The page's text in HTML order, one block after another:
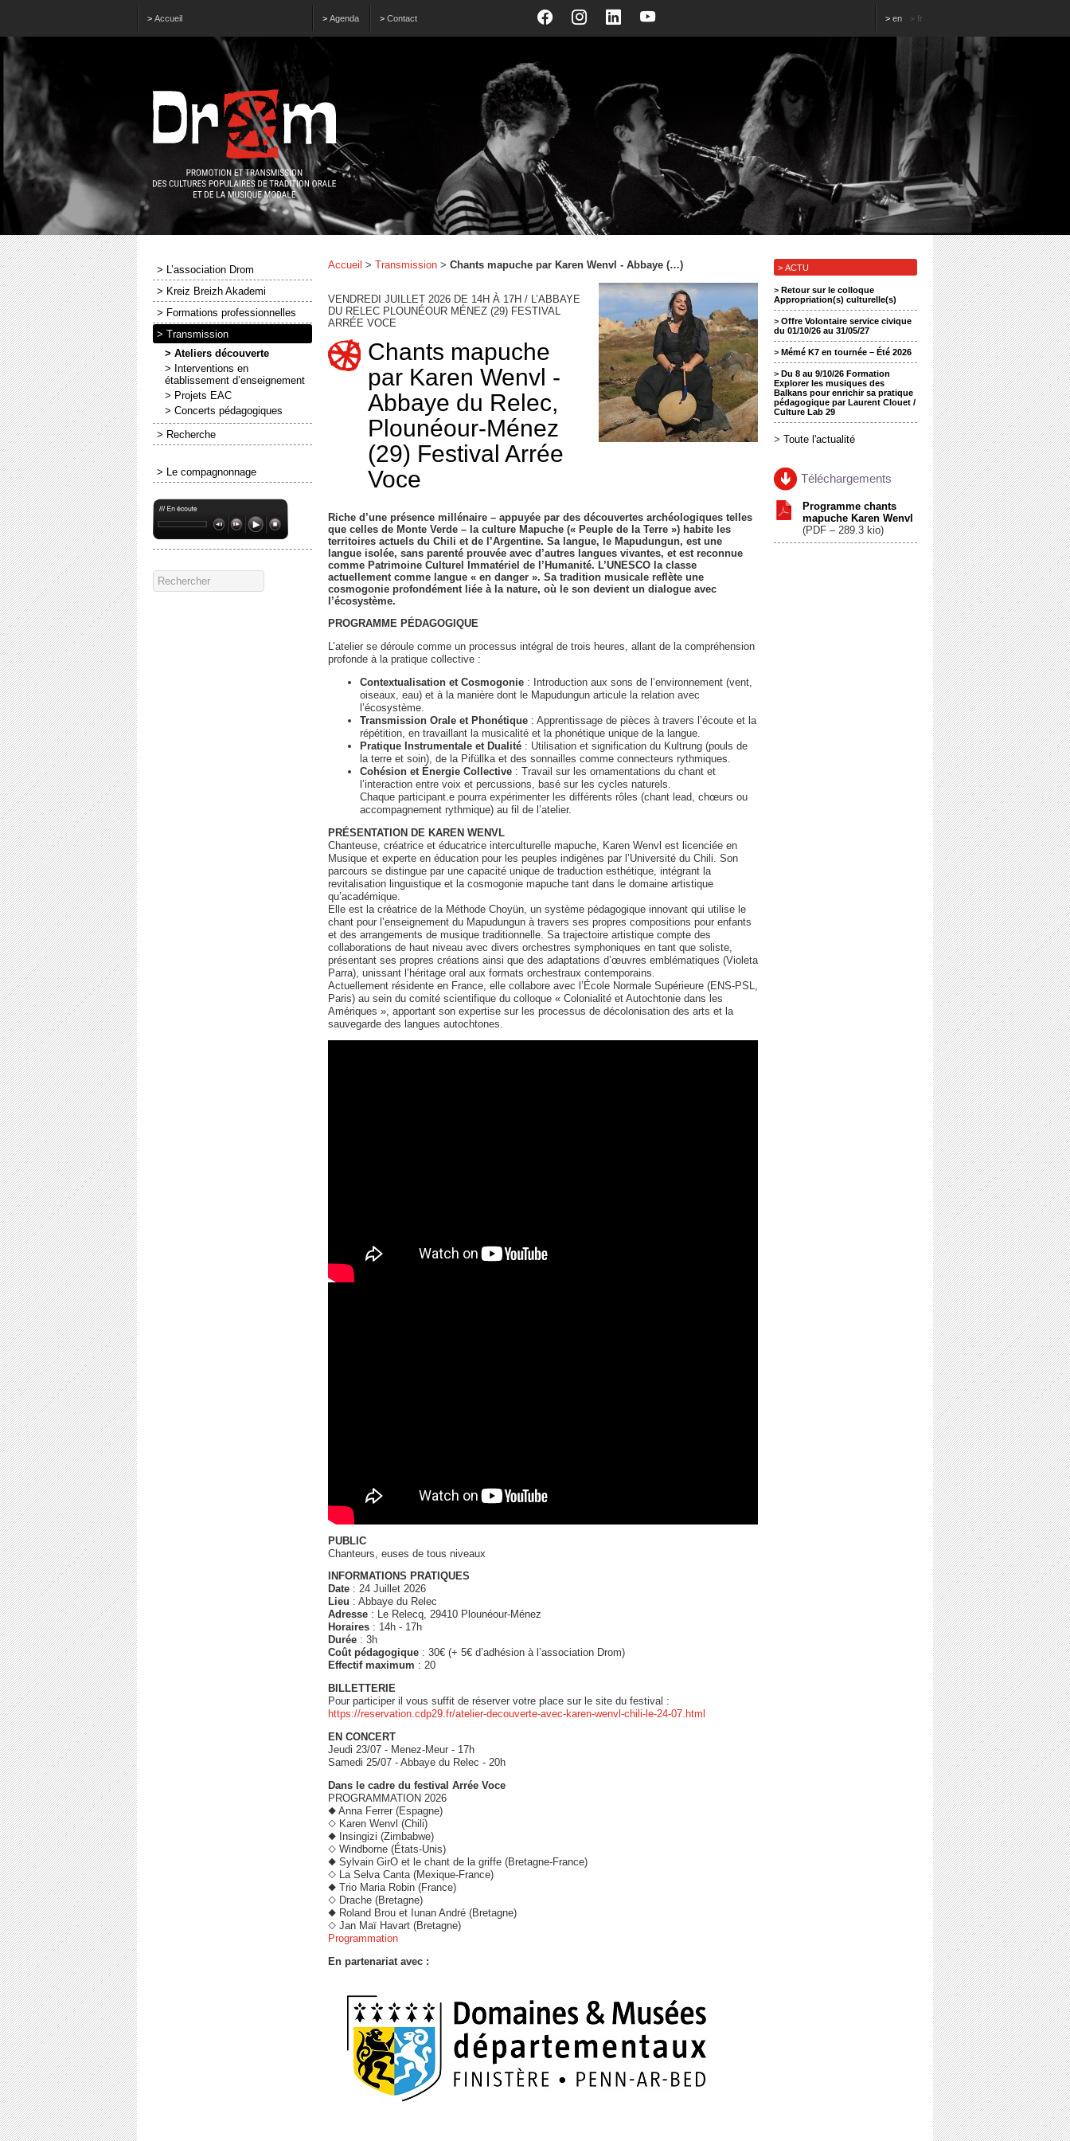
> Accueil > Agenda > Contact > en > fr
> L’association Drom
> Kreiz Breizh Akademi
> Formations professionnelles
> Transmission
> Ateliers découverte
> Interventions en
établissement d’enseignement
> Projets EAC
> Concerts pédagogiques
> Recherche
> Le compagnonnage
Accueil > Transmission > Chants mapuche par Karen Wenvl - Abbaye (…)
VENDREDI JUILLET 2026 DE 14H À 17H / L’ABBAYE
DU RELEC PLOUNÉOUR MÉNEZ (29) FESTIVAL
ARRÉE VOCE
Chants mapuche
par Karen Wenvl -
Abbaye du Relec,
Plounéour-Ménez
(29) Festival Arrée
Voce
Riche d’une présence millénaire – appuyée par des découvertes archéologiques telles
que celles de Monte Verde – la culture Mapuche (« Peuple de la Terre ») habite les
territoires actuels du Chili et de l’Argentine. Sa langue, le Mapudungun, est une
langue isolée, sans parenté prouvée avec d’autres langues vivantes, et est reconnue
comme Patrimoine Culturel Immatériel de l’Humanité. L’UNESCO la classe
actuellement comme langue « en danger ». Sa tradition musicale reflète une
cosmogonie profondément liée à la nature, où le son devient un dialogue avec
l’écosystème.
PROGRAMME PÉDAGOGIQUE
L’atelier se déroule comme un processus intégral de trois heures, allant de la compréhension
profonde à la pratique collective :
Contextualisation et Cosmogonie : Introduction aux sons de l’environnement (vent,
oiseaux, eau) et à la manière dont le Mapudungun articule la relation avec
l’écosystème.
Transmission Orale et Phonétique : Apprentissage de pièces à travers l’écoute et la
répétition, en travaillant la musicalité et la phonétique unique de la langue.
Pratique Instrumentale et Dualité : Utilisation et signification du Kultrung (pouls de
la terre et soin), de la Pifüllka et des sonnailles comme connecteurs rythmiques.
Cohésion et Énergie Collective : Travail sur les ornamentations du chant et
l’interaction entre voix et percussions, basé sur les cycles naturels.
Chaque participant.e pourra expérimenter les différents rôles (chant lead, chœurs ou
accompagnement rythmique) au fil de l’atelier.
PRÉSENTATION DE KAREN WENVL
Chanteuse, créatrice et éducatrice interculturelle mapuche, Karen Wenvl est licenciée en
Musique et experte en éducation pour les peuples indigènes par l’Université du Chili. Son
parcours se distingue par une capacité unique de traduction esthétique, intégrant la
revitalisation linguistique et la cosmogonie mapuche tant dans le domaine artistique
qu’académique.
Elle est la créatrice de la Méthode Choyün, un système pédagogique innovant qui utilise le
chant pour l’enseignement du Mapudungun à travers ses propres compositions pour enfants
et des arrangements de musique traditionnelle. Sa trajectoire artistique compte des
collaborations de haut niveau avec divers orchestres symphoniques en tant que soliste,
présentant ses propres créations ainsi que des adaptations d’œuvres emblématiques (Violeta
Parra), unissant l’héritage oral aux formats orchestraux contemporains.
Actuellement résidente en France, elle collabore avec l’École Normale Supérieure (ENS-PSL,
Paris) au sein du comité scientifique du colloque « Colonialité et Autochtonie dans les
Amériques », apportant son expertise sur les processus de décolonisation des arts et la
sauvegarde des langues autochtones.
PUBLIC
Chanteurs, euses de tous niveaux
INFORMATIONS PRATIQUES
Date : 24 Juillet 2026
Lieu : Abbaye du Relec
Adresse : Le Relecq, 29410 Plounéour-Ménez
Horaires : 14h - 17h
Durée : 3h
Coût pédagogique : 30€ (+ 5€ d’adhésion à l’association Drom)
Effectif maximum : 20
BILLETTERIE
Pour participer il vous suffit de réserver votre place sur le site du festival :
https://reservation.cdp29.fr/atelier-decouverte-avec-karen-wenvl-chili-le-24-07.html
EN CONCERT
Jeudi 23/07 - Menez-Meur - 17h
Samedi 25/07 - Abbaye du Relec - 20h
Dans le cadre du festival Arrée Voce
PROGRAMMATION 2026
◆ Anna Ferrer (Espagne)
◇ Karen Wenvl (Chili)
◆ Insingizi (Zimbabwe)
◇ Windborne (États-Unis)
◆ Sylvain GirO et le chant de la griffe (Bretagne-France)
◇ La Selva Canta (Mexique-France)
◆ Trio Maria Robin (France)
◇ Drache (Bretagne)
◆ Roland Brou et Iunan André (Bretagne)
◇ Jan Maï Havart (Bretagne)
Programmation
En partenariat avec :
> ACTU
> Retour sur le colloque
Appropriation(s) culturelle(s)
> Offre Volontaire service civique
du 01/10/26 au 31/05/27
> Mémé K7 en tournée – Été 2026
> Du 8 au 9/10/26 Formation
Explorer les musiques des
Balkans pour enrichir sa pratique
pédagogique par Laurent Clouet /
Culture Lab 29
> Toute l'actualité
Téléchargements
Programme chants
mapuche Karen Wenvl
(PDF – 289.3 kio)